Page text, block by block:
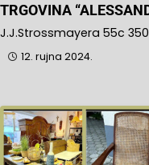
TRGOVINA
J.J.Strossmayera 55c
12. rujna 2024.